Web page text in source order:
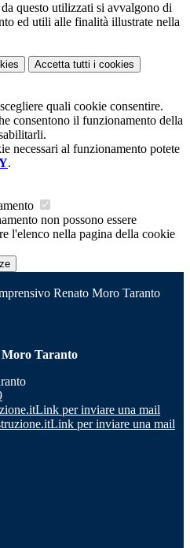
questo utilizzati si avvalgono di
ed utili alle finalità illustrate nella
Accetta tutti i cookies
quali cookie consentire.
consentono il funzionamento della
necessari al funzionamento potete
.
non possono essere
l'elenco nella pagina della cookie
Renato Moro Taranto
Taranto
Link per inviare una mail
Link per inviare una mail